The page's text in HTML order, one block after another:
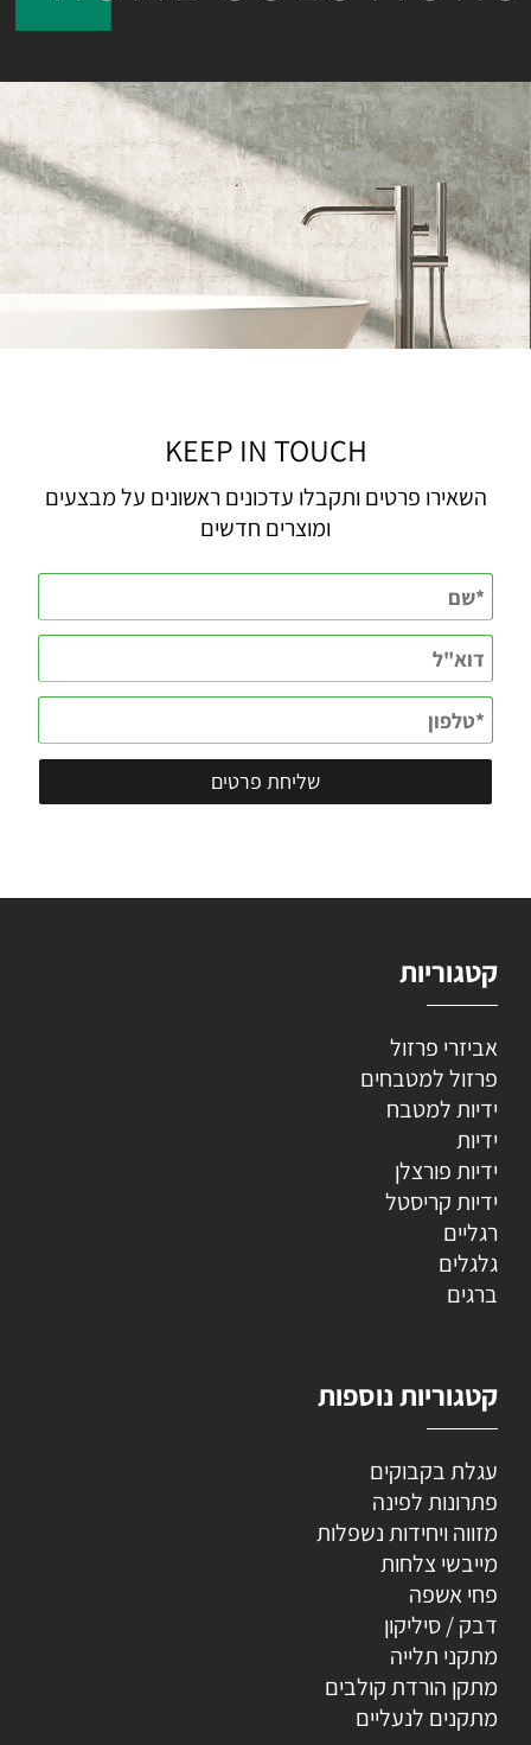
KEEP IN TOUCH
השאירו פרטים ותקבלו עדכונים ראשונים על מבצעים
ומוצרים חדשים
קטגוריות
אביזרי פרזול
פרזול למטבחים
ידיות למטבח
ידיות
ידיות פורצלן
ידיות קריסטל
רגליים
גלגלים
ברגים
קטגוריות נוספות
עגלת בקבוקים
פתרונות לפינה
מזווה ויחידות נשפלות
מייבשי צלחות
פחי אשפה
דבק / סיליקון
מתקני תלייה
מתקן הורדת קולבים
מתקנים לנעליים